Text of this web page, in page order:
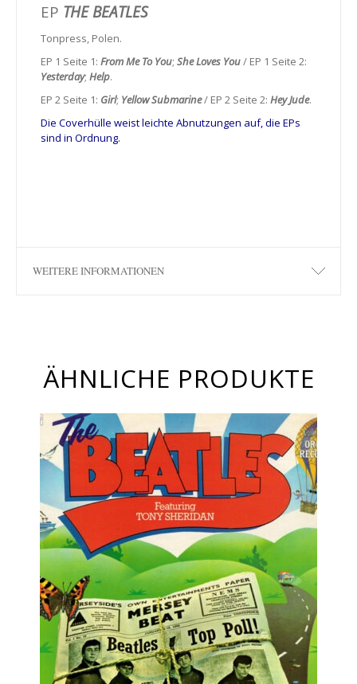
EP THE BEATLES
Tonpress, Polen.
EP 1 Seite 1: From Me To You; She Loves You/ EP 1 Seite 2:
Yesterday; Help.
EP 2 Seite 1: Girl; Yellow Submarine/ EP 2 Seite 2: Hey Jude.
Die Coverhülle weist leichte Abnutzungen auf, die EPs
sind in Ordnung.
WEITERE INFORMATIONEN
ÄHNLICHE PRODUKTE